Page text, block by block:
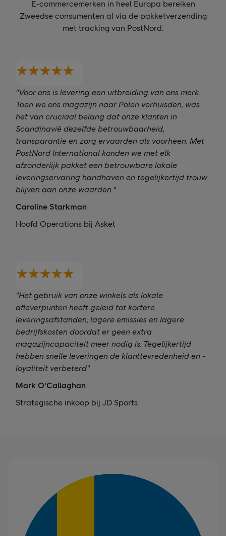
E-commercemerken in heel Europa bereiken
Zweedse consumenten al via de pakketverzending
met tracking van PostNord.
"Voor ons is levering een uitbreiding van ons merk.
Toen we ons magazijn naar Polen verhuisden, was
het van cruciaal belang dat onze klanten in
Scandinavië dezelfde betrouwbaarheid,
transparantie en zorg ervaarden als voorheen. Met
PostNord International konden we met elk
afzonderlijk pakket een betrouwbare lokale
leveringservaring handhaven en tegelijkertijd trouw
blijven aan onze waarden."
Caroline Starkman
Hoofd Operations bij Asket
"Het gebruik van onze winkels als lokale
afleverpunten heeft geleid tot kortere
leveringsafstanden, lagere emissies en lagere
bedrijfskosten doordat er geen extra
magazijncapaciteit meer nodig is. Tegelijkertijd
hebben snelle leveringen de klanttevredenheid en -
loyaliteit verbeterd"
Mark O'Callaghan
Strategische inkoop bij JD Sports